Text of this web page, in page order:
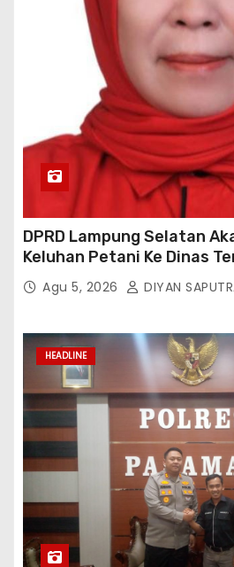
DPRD Lampung Selatan
Keluhan Petani Ke Dinas
Penyaluran Pupuk
Lestari
Agu 5, 2026 DIYAN
HEADLINE